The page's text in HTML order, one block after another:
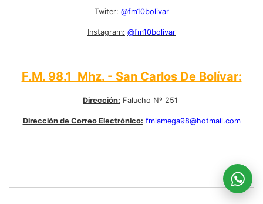
Twiter: @fm10bolivar
Instagram: @fm10bolivar
F.M. 98.1 Mhz. - San Carlos De Bolívar:
Dirección: Falucho Nº 251
Dirección de Correo Electrónico: fmlamega98@hotmail.com